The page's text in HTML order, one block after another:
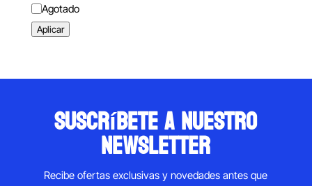
Estado
Agotado
Aplicar
suscríbete a nuestro
newsletter
Recibe ofertas exclusivas y novedades antes que